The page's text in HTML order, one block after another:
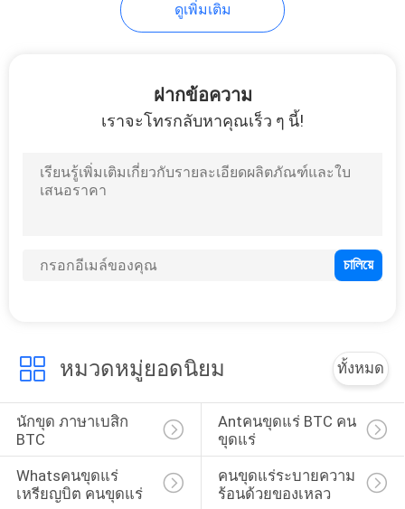
งานเหมือง
DCR ภาษาเบสิก คน
ZEC ภาษาเบสิก คน
งานเหมือง
ดูเพิ่มเติม
ฝากข้อความ
เราจะโทรกลับหาคุณเร็ว ๆ นี้!
หมวดหมู่ยอดนิยม ทั้งหมด
นักขุด ภาษาเบสิก
BTC
Antคนขุดแร่ BTC คน
ขุดแร่
Whatsคนขุดแร่
เหรียญบิต คนขุดแร่
คนขุดแร่ระบายความ
ร้อนด้วยของเหลว